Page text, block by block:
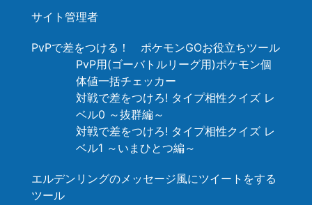
サイト管理者
PvPで差をつける！ ポケモンGOお役立ちツール
PvP用(ゴーバトルリーグ用)ポケモン個
体値一括チェッカー
対戦で差をつけろ! タイプ相性クイズ レ
ベル0 ～抜群編～
対戦で差をつけろ! タイプ相性クイズ レ
ベル1 ～いまひとつ編～
エルデンリングのメッセージ風にツイートをする
ツール